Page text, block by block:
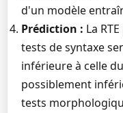
d'un modèle
Prédiction : La
tests de syntaxe
inférieure à celle
possiblement
tests